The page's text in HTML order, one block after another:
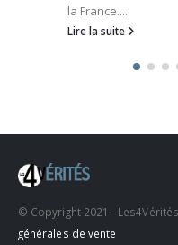
la France....
Lire la suite
© Copyright 2021 -
générales de vente